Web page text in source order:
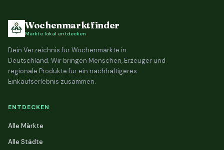
Wochenmarktfinder
Märkte lokal entdecken
Dein Verzeichnis für Wochenmärkte in
Deutschland. Wir bringen Menschen, Erzeuger und
regionale Produkte für ein nachhaltigeres
Einkaufserlebnis zusammen.
ENTDECKEN
Alle Märkte
Alle Städte